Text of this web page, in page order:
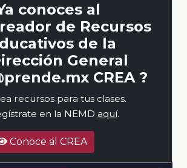
conoces al
de Recursos
de la
General
CREA ?
recursos para tus clases.
en la NEMD aquí.
Conoce al CREA